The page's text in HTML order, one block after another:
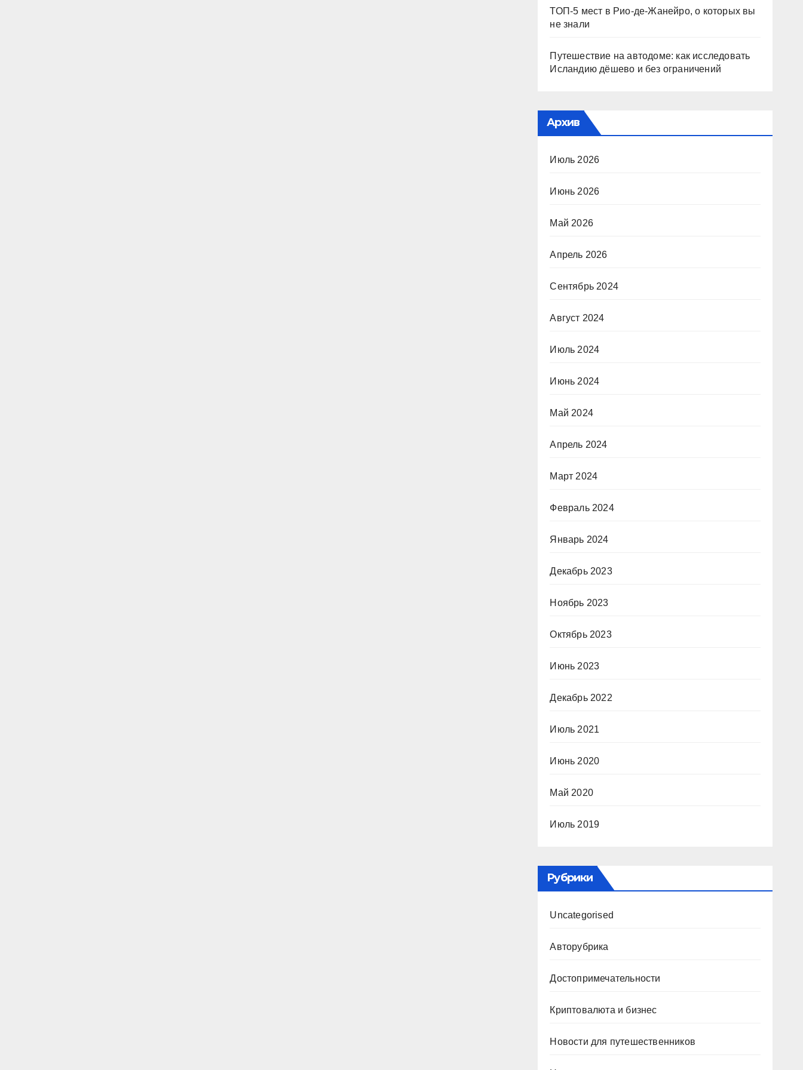
ТОП-5 мест в Рио-де-Жанейро, о которых вы
не знали
Путешествие на автодоме: как исследовать
Исландию дёшево и без ограничений
Архив
Июль 2026
Июнь 2026
Май 2026
Апрель 2026
Сентябрь 2024
Август 2024
Июль 2024
Июнь 2024
Май 2024
Апрель 2024
Март 2024
Февраль 2024
Январь 2024
Декабрь 2023
Ноябрь 2023
Октябрь 2023
Июнь 2023
Декабрь 2022
Июль 2021
Июнь 2020
Май 2020
Июль 2019
Рубрики
Uncategorised
Авторубрика
Достопримечательности
Криптовалюта и бизнес
Новости для путешественников